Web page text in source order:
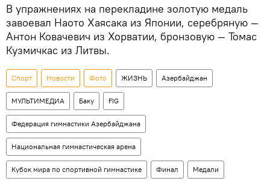
В упражнениях на перекладине золотую медаль
завоевал Наото Хаясака из Японии, серебряную —
Антон Ковачевич из Хорватии, бронзовую — Томас
Кузмичкас из Литвы.
Спорт Новости Фото ЖИЗНЬ Азербайджан
МУЛЬТИМЕДИА Баку FIG
Федерация гимнастики Азербайджана
Национальная гимнастическая арена
Кубок мира по спортивной гимнастике Финал Медали